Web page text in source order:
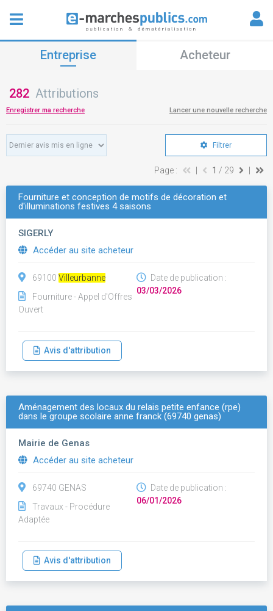
Entreprise Acheteur
282 Attributions
Enregistrer ma recherche Lancer une nouvelle recherche
Filtrer
Page : 1 / 29
Fourniture et conception de motifs de décoration et
d'illuminations festives 4 saisons
SIGERLY
Accéder au site acheteur
69100 Villeurbanne
Fourniture - Appel d'Offres
Ouvert
Date de publication :
03/03/2026
Avis d'attribution
Aménagement des locaux du relais petite enfance (rpe)
dans le groupe scolaire anne franck (69740 genas)
Mairie de Genas
Accéder au site acheteur
69740 GENAS
Travaux - Procédure
Adaptée
Date de publication :
06/01/2026
Avis d'attribution